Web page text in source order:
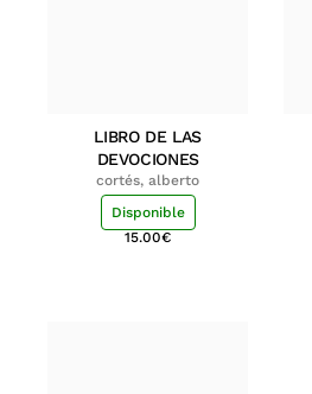
LIBRO DE LAS
DEVOCIONES
cortés, alberto
Disponible
15.00€